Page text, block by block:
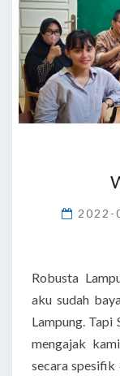
2022-
Robusta
aku sudah
Lampung. Tapi
mengajak
secara